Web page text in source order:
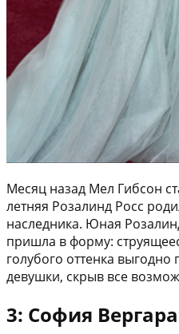
Месяц назад Мел Гибсон
летняя Розалинд Росс
наследника. Юная
пришла в форму:
голубого оттенка выгодно
девушки, скрыв все
3: София